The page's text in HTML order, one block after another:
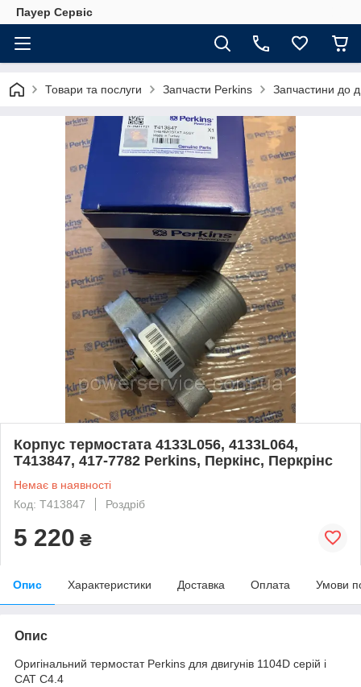
Пауер Сервіс
Товари та послуги Запчасти Perkins Запчастини до
Корпус термостата 4133L056, 4133L064,
T413847, 417-7782 Perkins, Перкінс, Перкрінс
Немає в наявності
Код: T413847
Роздріб
5 220 ₴
Опис Характеристики Доставка Оплата Умови
Опис
Оригінальний термостат Perkins для двигунів 1104D серій і
САТ С4.4